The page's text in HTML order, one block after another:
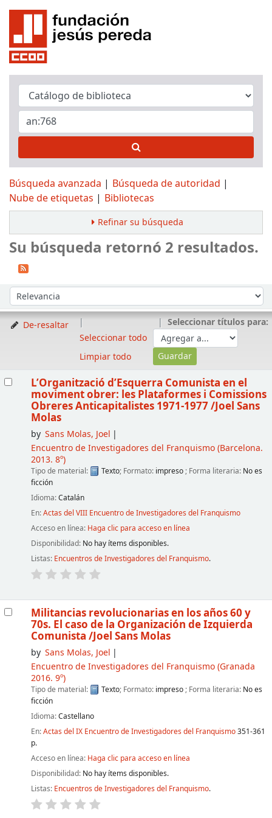
Búsqueda avanzada
Búsqueda de autoridad
Nube de etiquetas
Bibliotecas
Refinar su búsqueda
Su búsqueda retornó 2 resultados.
Ordenar por:
De-resaltar
Seleccionar todo
Limpiar todo
Seleccionar títulos para:
L’Organització d’Esquerra Comunista en el
moviment obrer: les Plataformes i Comissions
Obreres Anticapitalistes 1971-1977/Joel Sans
Molas
by Sans Molas, Joel
Encuentro de Investigadores del Franquismo(Barcelona.
2013. 8º)
Tipo de material: Texto; Formato: impreso ; Forma literaria: No es
ficción
Idioma:Catalán
En:Actas del VIII Encuentro de Investigadores del Franquismo
Acceso en línea: Haga clic para acceso en línea
Disponibilidad: No hay ítems disponibles.
Listas: Encuentros de Investigadores del Franquismo.
Militancias revolucionarias en los años 60 y
70s. El caso de la Organización de Izquierda
Comunista /Joel Sans Molas
by Sans Molas, Joel
Encuentro de Investigadores del Franquismo(Granada
2016. 9º)
Tipo de material: Texto; Formato: impreso ; Forma literaria: No es
ficción
Idioma:Castellano
En:Actas del IX Encuentro de Investigadores del Franquismo351-361
p.
Acceso en línea: Haga clic para acceso en línea
Disponibilidad: No hay ítems disponibles.
Listas: Encuentros de Investigadores del Franquismo.